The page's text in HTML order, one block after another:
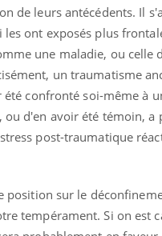
de leurs antécédents. Il
les ont exposés plus
une maladie, ou celle
un traumatisme
confronté soi-même à
ou d'en avoir été témoin, a
post-traumatique
position sur le
tempérament. Si on est